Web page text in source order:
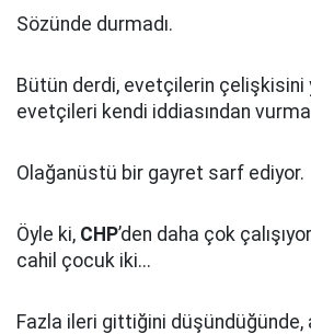
Sözünde durmadı.
Bütün derdi, evetçilerin çelişkisini
evetçileri kendi iddiasından
Olağanüstü bir gayret sarf ediyor.
Öyle ki, CHP’den daha çok
cahil çocuk iki...
Fazla ileri gittiğini düşündüğünde,